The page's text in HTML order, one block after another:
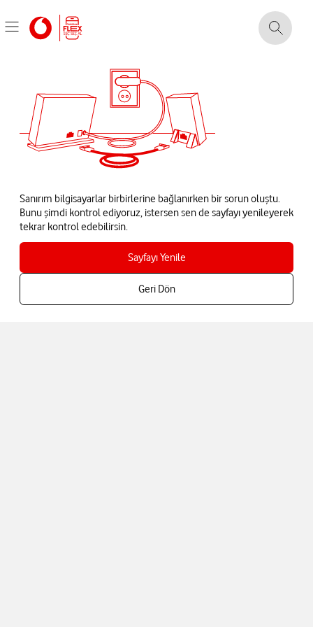
Sanırım bilgisayarlar birbirlerine bağlanırken bir sorun oluştu.
Bunu şimdi kontrol ediyoruz, istersen sen de sayfayı yenileyerek
tekrar kontrol edebilirsin.
Sayfayı Yenile
Geri Dön